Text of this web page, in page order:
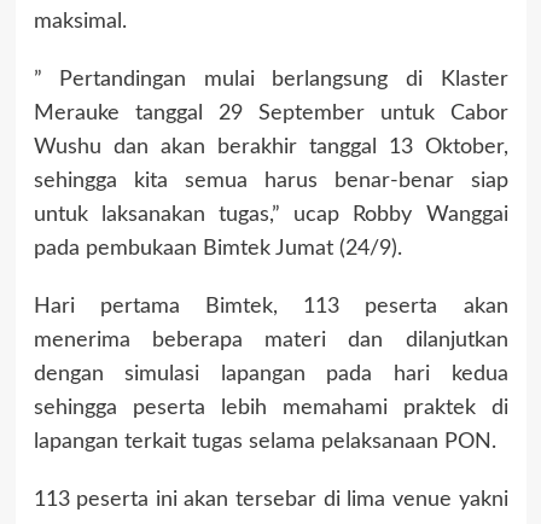
maksimal.
” Pertandingan mulai berlangsung di Klaster
Merauke tanggal 29 September untuk Cabor
Wushu dan akan berakhir tanggal 13 Oktober,
sehingga kita semua harus benar-benar siap
untuk laksanakan tugas,” ucap Robby Wanggai
pada pembukaan Bimtek Jumat (24/9).
Hari pertama Bimtek, 113 peserta akan
menerima beberapa materi dan dilanjutkan
dengan simulasi lapangan pada hari kedua
sehingga peserta lebih memahami praktek di
lapangan terkait tugas selama pelaksanaan PON.
113 peserta ini akan tersebar di lima venue yakni